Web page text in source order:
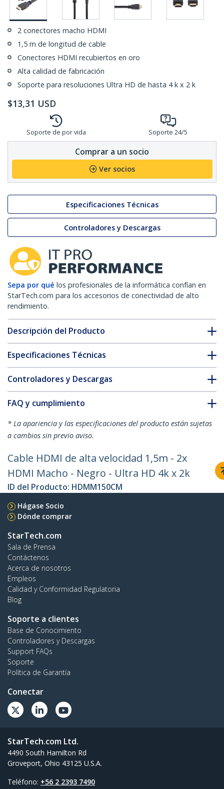
2 conectores macho HDMI
1,5 m de longitud de cable
Conectores HDMI recubiertos en oro
Alta calidad de fabricación
Soporte para resoluciones Ultra HD de hasta 4 k x 2 k
$13,31 USD
Soporte de por vida Soporte 24/5
Comprar a un socio
Ver socios
Especificaciones Técnicas
Controladores y Descargas
Sepa por qué los profesionales de la informática confían en
StarTech.com para los accesorios de conectividad de alto
rendimiento.
Descripción del Producto
Especificaciones Técnicas
Controladores y Descargas
FAQ y cumplimiento
* La apariencia y las especificaciones del producto están sujetas
a cambios sin previo aviso.
Cable HDMI de alta velocidad 1,5m - 2x
HDMI Macho - Negro - Ultra HD 4k x 2k
ID del Producto: HDMM150CM
Hágase Socio
Dónde comprar
StarTech.com
Sala de Prensa
Contáctenos
Acerca de nosotros
Empleos
Calidad y Conformidad Regulatoria
Blog
Soporte a clientes
Base de Conocimiento
Controladores y Descargas
Support FAQs
Soporte
Política de Garantía
Conectar
StarTech.com Ltd.
4490 South Hamilton Rd
Groveport, Ohio 43125 U.S.A.
Teléfono: +56 2 2393 7490